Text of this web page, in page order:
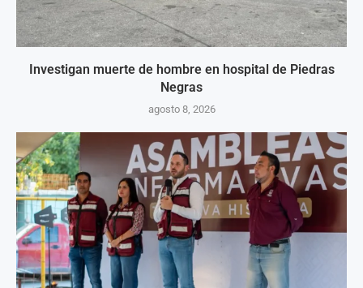
Investigan muerte de hombre en hospital de Piedras
Negras
agosto 8, 2026